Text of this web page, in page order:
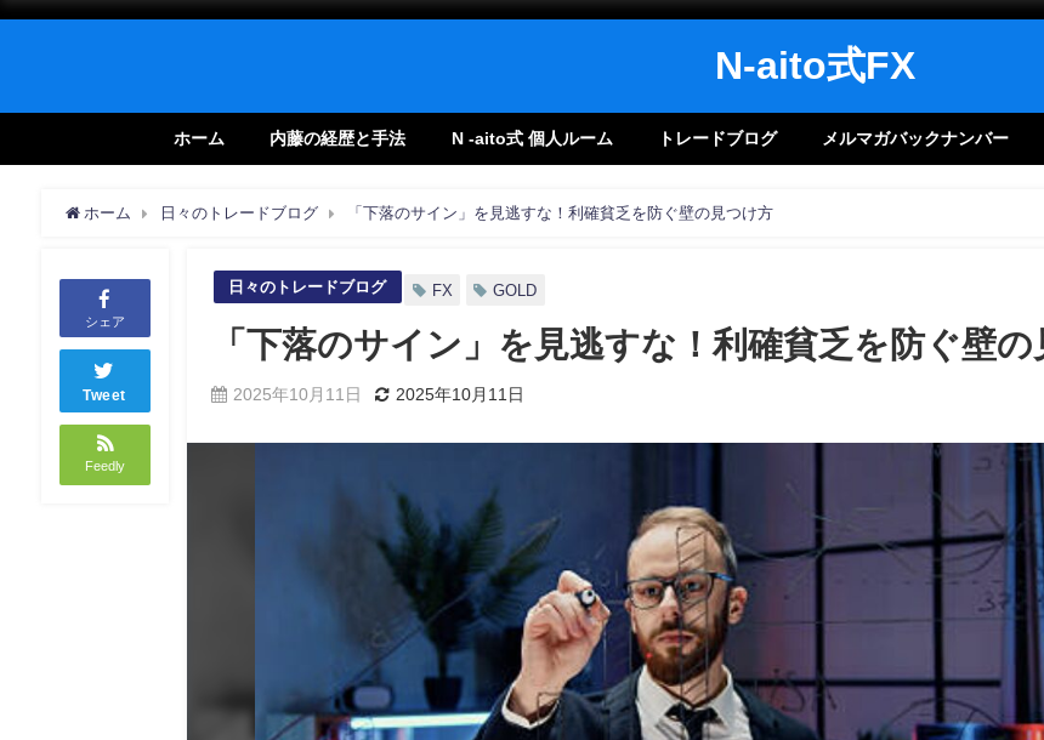
N-aito式FX
ホーム 内藤の経歴と手法 N -aito式 個人ルーム トレードブログ メルマガバックナンバー
ホーム 日々のトレードブログ 「下落のサイン」を見逃すな！利確貧乏を防ぐ壁の見つけ方
シェア
Tweet
Feedly
日々のトレードブログ FX GOLD
「下落のサイン」を見逃すな！利確貧乏を防ぐ壁
2025年10月11日 2025年10月11日